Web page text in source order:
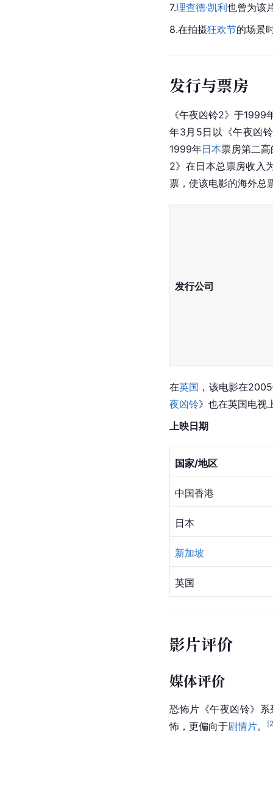
7.理查德·凯利也曾为该
8.在拍摄狂欢节的场景
发行与票房
《午夜凶铃2》于1999
年3月5日以《午夜凶
1999年日本票房第二
2》在日本总票房收入
票，使该电影的海外总
发行公司
在英国 ，该电影在
夜凶铃》也在英国电视
上映日期
国家/地区
中国香港
日本
新加坡
英国
影片评价
媒体评价
恐怖片《午夜凶铃》系
怖，更偏向于剧情片。 [